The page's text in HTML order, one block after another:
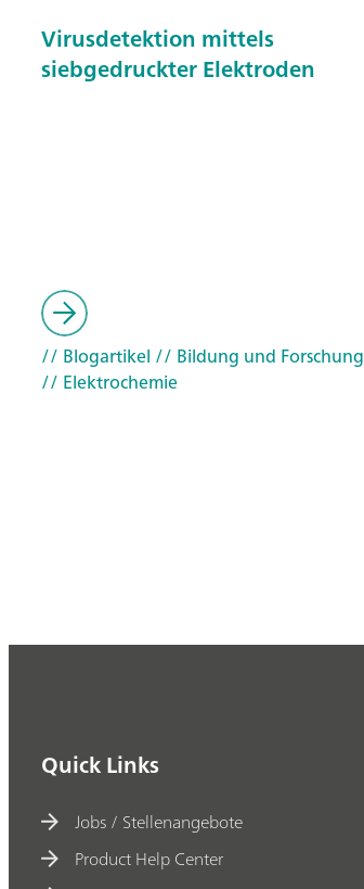
Virusdetektion mittels
siebgedruckter Elektroden
// Blogartikel // Bildung und Forschung
// Elektrochemie
Quick Links
Jobs / Stellenangebote
Product Help Center